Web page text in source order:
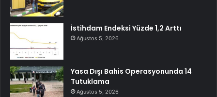
İstihdam Endeksi Yüzde 1,2 Arttı
Ağustos 5, 2026
Yasa Dışı Bahis Operasyonunda 14
Tutuklama
Ağustos 5, 2026